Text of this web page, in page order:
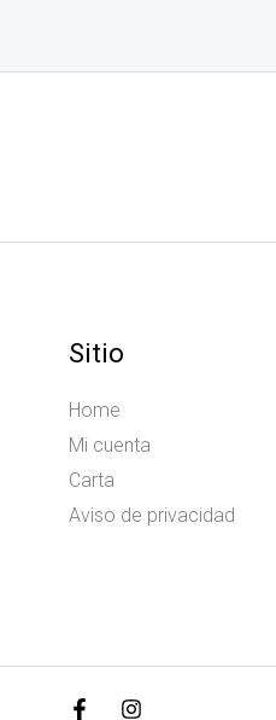
Sitio
Home
Mi cuenta
Carta
Aviso de privacidad